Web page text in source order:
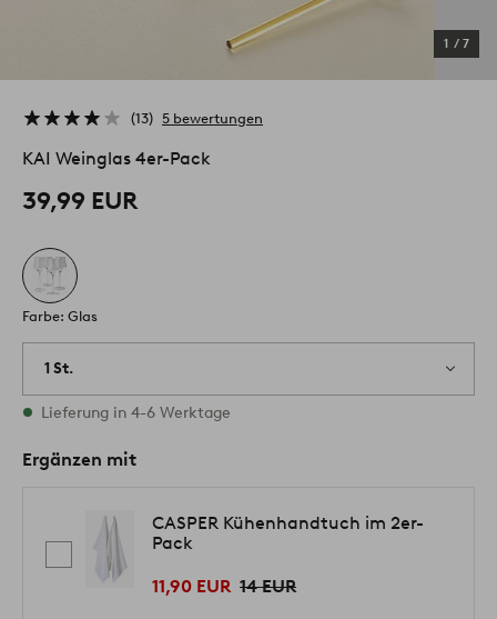
1 / 7
13 5 bewertungen
KAI Weinglas 4er-Pack
39,99 EUR
Farbe: Glas
1 St.
Vorrätig
Lieferung in 4-6 Werktage
Ergänzen mit
CASPER Kühenhandtuch im 2er-
Pack
11,90 EUR 14 EUR